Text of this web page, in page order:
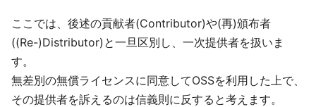
ここでは、後述の貢献者(Contributor)や(再)頒布者
((Re-)Distributor)と一旦区別し、一次提供者を扱いま
す。
無差別の無償ライセンスに同意してOSSを利用した上で、
その提供者を訴えるのは信義則に反すると考えます。